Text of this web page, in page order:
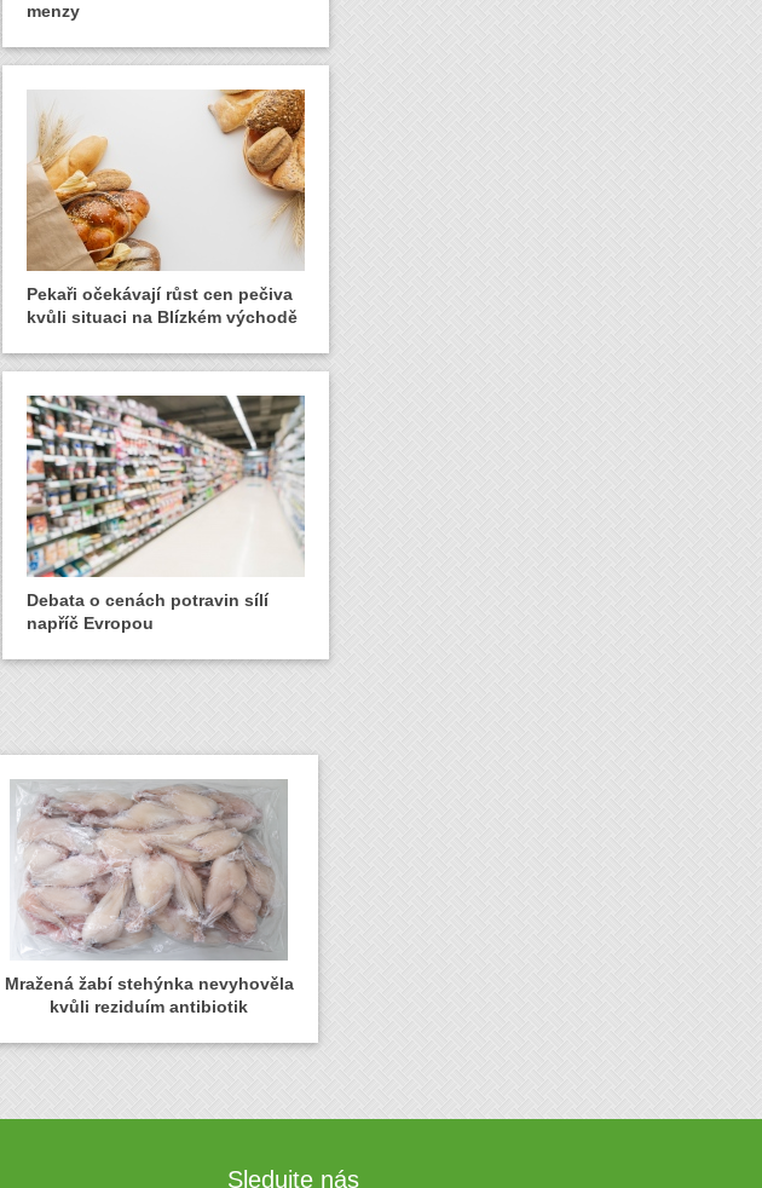
menzy
Pekaři očekávají růst cen pečiva
kvůli situaci na Blízkém východě
Debata o cenách potravin sílí
napříč Evropou
Mražená žabí stehýnka nevyhověla
kvůli reziduím antibiotik
Sledujte nás